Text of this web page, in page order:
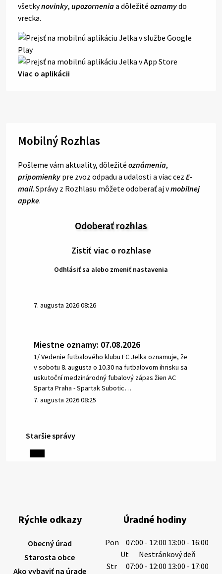
všetkynovinky, upozorneniaa dôležité oznamydo
vrecka.
Viac o aplikácii
Mobilný Rozhlas
Pošleme vám aktuality, dôležité oznámenia,
pripomienky pre zvoz odpadu a udalosti a viac cez E-
mail. Správy z Rozhlasu môžete odoberať aj vmobilnej
appke.
Odoberať rozhlas
Zistiť viac o rozhlase
Odhlásiť sa alebo zmeniť nastavenia
7. augusta 2026 08:26
Miestne oznamy: 07.08.2026
1/ Vedenie futbalového klubu FC Jelka oznamuje, že
v sobotu 8. augusta o 10.30 na futbalovom ihrisku sa
uskutoční medzinárodný fubalový zápas žien AC
Sparta Praha - Spartak Subotic…
7. augusta 2026 08:25
6. augusta 2026 08:13
výdatnosti vodárenských zdrojov.
Západoslovenská vodárenská spoločnosť preto
6. augusta 2026 08:12
Staršie správy
Rýchle odkazy
Obecný úrad
Starosta obce
Ako vybaviť na úrade
Úradné hodiny
Pon
07:00 - 12:00 13:00 - 16:00
Ut
Nestránkový deň
Str
07:00 - 12:00 13:00 - 17:00